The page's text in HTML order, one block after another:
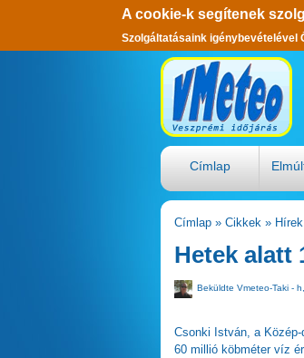
A cookie-k segítenek
Szolgáltatásaink igénybevételével
Címlap
Címlap » Cikkek » Hírek
Hetek alatt
Beküldte Vmeteo-Taki -
Csonki István, a
60 millió köbméter víz